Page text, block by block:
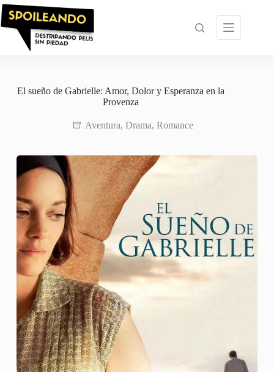
Saltar
al
contenido
El sueño de Gabrielle: Amor, Dolor y Esperanza en la
Provenza
Aventura, Drama, Romance